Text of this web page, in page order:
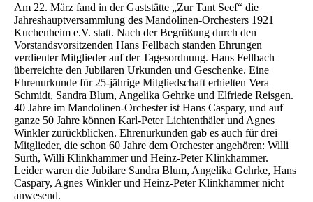
Am 22. März fand in der Gaststätte „Zur Tant Seef“ die
Jahreshauptversammlung des Mandolinen-Orchesters 1921
Kuchenheim e.V. statt. Nach der Begrüßung durch den
Vorstandsvorsitzenden Hans Fellbach standen Ehrungen
verdienter Mitglieder auf der Tagesordnung. Hans Fellbach
überreichte den Jubilaren Urkunden und Geschenke. Eine
Ehrenurkunde für 25-jährige Mitgliedschaft erhielten Vera
Schmidt, Sandra Blum, Angelika Gehrke und Elfriede Reisgen.
40 Jahre im Mandolinen-Orchester ist Hans Caspary, und auf
ganze 50 Jahre können Karl-Peter Lichtenthäler und Agnes
Winkler zurückblicken. Ehrenurkunden gab es auch für drei
Mitglieder, die schon 60 Jahre dem Orchester angehören: Willi
Sürth, Willi Klinkhammer und Heinz-Peter Klinkhammer.
Leider waren die Jubilare Sandra Blum, Angelika Gehrke, Hans
Caspary, Agnes Winkler und Heinz-Peter Klinkhammer nicht
anwesend.